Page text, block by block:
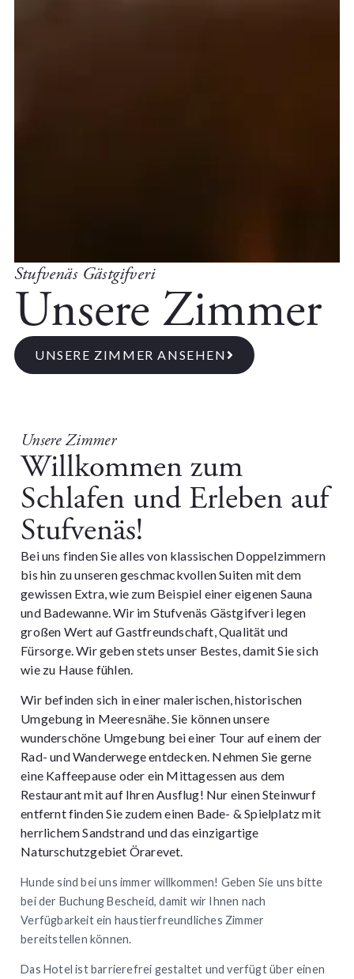
Stufvenäs Gästgifveri
Unsere Zimmer
UNSERE ZIMMER ANSEHEN
Unsere Zimmer
Willkommen zum
Schlafen und Erleben auf
Stufvenäs!
Bei uns finden Sie alles von klassischen Doppelzimmern
bis hin zu unseren geschmackvollen Suiten mit dem
gewissen Extra, wie zum Beispiel einer eigenen Sauna
und Badewanne. Wir im Stufvenäs Gästgifveri legen
großen Wert auf Gastfreundschaft, Qualität und
Fürsorge. Wir geben stets unser Bestes, damit Sie sich
wie zu Hause fühlen.
Wir befinden sich in einer malerischen, historischen
Umgebung in Meeresnähe. Sie können unsere
wunderschöne Umgebung bei einer Tour auf einem der
Rad- und Wanderwege entdecken. Nehmen Sie gerne
eine Kaffeepause oder ein Mittagessen aus dem
Restaurant mit auf Ihren Ausflug! Nur einen Steinwurf
entfernt finden Sie zudem einen Bade- & Spielplatz mit
herrlichem Sandstrand und das einzigartige
Naturschutzgebiet Örarevet.
Hunde sind bei uns immer willkommen! Geben Sie uns bitte
bei der Buchung Bescheid, damit wir Ihnen nach
Verfügbarkeit ein haustierfreundliches Zimmer
bereitstellen können.
Das Hotel ist barrierefrei gestaltet und verfügt über einen